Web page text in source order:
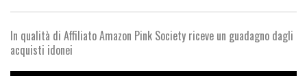
In qualità di Affiliato Amazon Pink Society riceve un guadagno dagli
acquisti idonei